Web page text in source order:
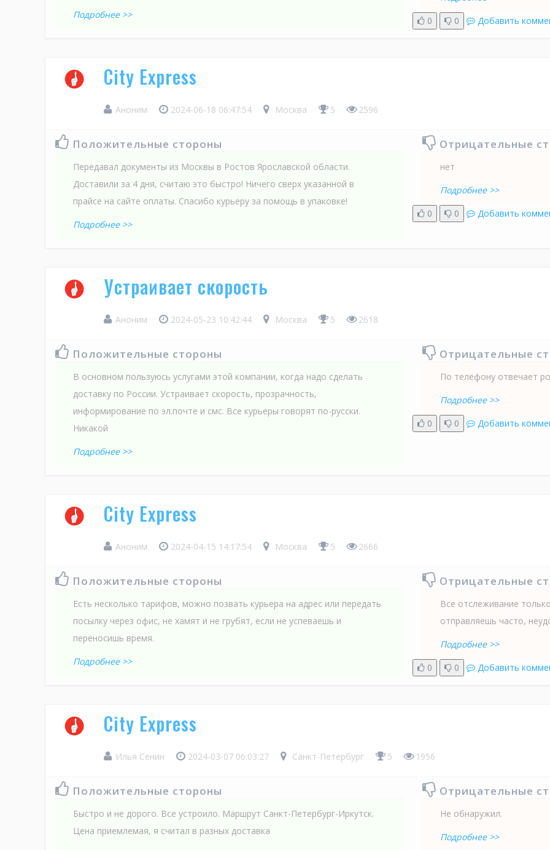
Подробнее >>
0
0 Добавить
City Express
Аноним 2024-06-18 06:47:54 Москва 5 2596
Положительные стороны
Передавал документы из Москвы в Ростов Ярославской области.
Доставили за 4 дня, считаю это быстро! Ничего сверх указанной в
прайсе на сайте оплаты. Спасибо курьеру за помощь в упаковке!
Подробнее >>
Отрицательные
нет
Подробнее >>
0
0 Добавить
Устраивает скорость
Аноним 2024-05-23 10:42:44 Москва 5 2618
Положительные стороны
В основном пользуюсь услугами этой компании, когда надо сделать
доставку по России. Устраивает скорость, прозрачность,
информирование по эл.почте и смс. Все курьеры говорят по-русски.
Никакой
Подробнее >>
Отрицательные
По телефону отвечает
Подробнее >>
0
0 Добавить
City Express
Аноним 2024-04-15 14:17:54 Москва 5 2666
Положительные стороны
Есть несколько тарифов, можно позвать курьера на адрес или передать
посылку через офис, не хамят и не грубят, если не успеваешь и
переносишь время.
Подробнее >>
Отрицательные
Все отслеживание
отправляешь часто,
Подробнее >>
0
0 Добавить
City Express
Илья Сенин 2024-03-07 06:03:27 Санкт-Петербург 5 1956
Положительные стороны
Быстро и не дорого. Все устроило. Маршрут Санкт-Петербург-Иркутск.
Цена приемлемая, я считал в разных доставка
Отрицательные
Не обнаружил.
Подробнее >>